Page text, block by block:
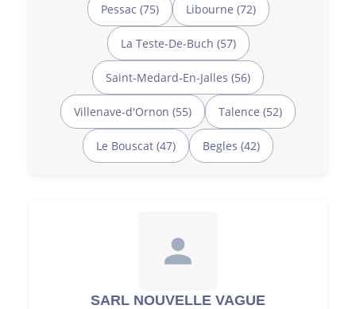
Pessac (75) Libourne (72)
La Teste-De-Buch (57)
Saint-Medard-En-Jalles (56)
Villenave-d'Ornon (55) Talence (52)
Le Bouscat (47) Begles (42)
SARL NOUVELLE VAGUE